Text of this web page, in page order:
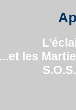
...et les